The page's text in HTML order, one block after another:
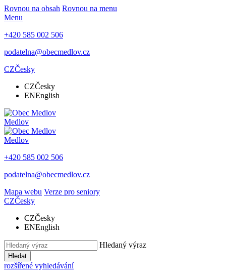
Rovnou na obsah Rovnou na menu
Menu
+420 585 002 506
podatelna@obecmedlov.cz
CZČesky
CZČesky
ENEnglish
Medlov
Medlov
+420 585 002 506
podatelna@obecmedlov.cz
Mapa webu Verze pro seniory
CZČesky
CZČesky
ENEnglish
Hledaný výraz
Hledat
rozšířené vyhledávání